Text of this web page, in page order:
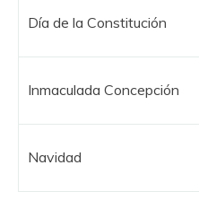
Día de la Constitución
Inmaculada Concepción
Navidad